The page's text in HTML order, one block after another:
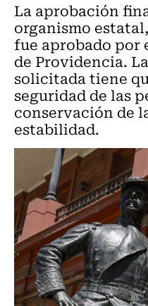
La aprobación
organismo
fue aprobado por
de Providencia.
solicitada tiene
seguridad de las
conservación de
estabilidad.